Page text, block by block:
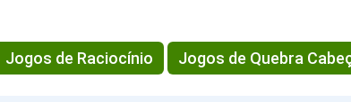
Jogos de Raciocínio Jogos de Quebra